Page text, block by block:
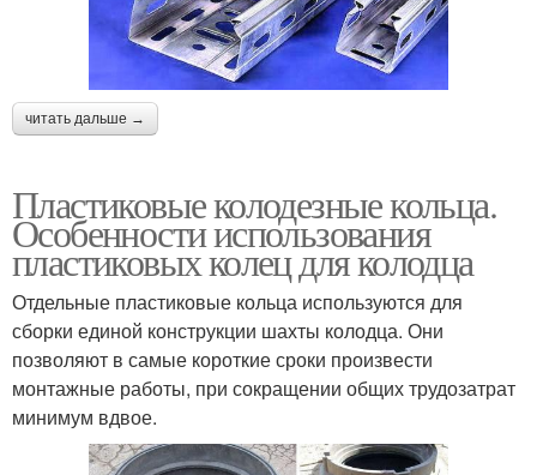
читать дальше →
Пластиковые колодезные кольца.
Особенности использования
пластиковых колец для колодца
Отдельные пластиковые кольца используются для
сборки единой конструкции шахты колодца. Они
позволяют в самые короткие сроки произвести
монтажные работы, при сокращении общих трудозатрат
минимум вдвое.